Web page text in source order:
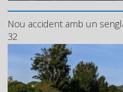
Nou accident amb un
32